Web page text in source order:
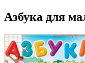
Азбука для